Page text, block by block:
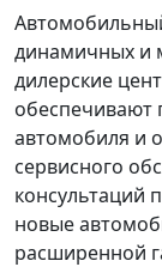
динамичных и
дилерские
обеспечивают
автомобиля и
сервисного
консультаций
новые
расширенной